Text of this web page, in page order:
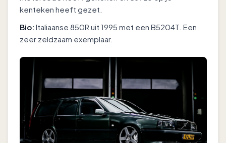
kenteken heeft gezet.
Bio: Italiaanse 850R uit 1995 met een B5204T. Een
zeer zeldzaam exemplaar.